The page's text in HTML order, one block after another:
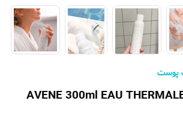
پوست